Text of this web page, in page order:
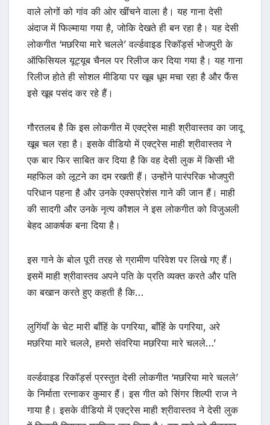
वाले लोगों को गांव की ओर खींचने वाला है। यह गाना देसी
अंदाज में फिल्माया गया है, जोकि देखते ही बन रहा है। यह देसी
लोकगीत ‘मछरिया मारे चलले’ वर्ल्डवाइड रिकॉर्ड्स भोजपुरी के
ऑफिसियल यूट्यूब चैनल पर रिलीज कर दिया गया है। यह गाना
रिलीज होते ही सोशल मीडिया पर खूब धूम मचा रहा है और फैंस
इसे खूब पसंद कर रहे हैं।
गौरतलब है कि इस लोकगीत में एक्ट्रेस माही श्रीवास्तव का जादू
खूब चल रहा है। इसके वीडियो में एक्ट्रेस माही श्रीवास्तव ने
एक बार फिर साबित कर दिया है कि वह देसी लुक में किसी भी
महफिल को लूटने का दम रखती हैं। उन्होंने पारंपरिक भोजपुरी
परिधान पहना है और उनके एक्सप्रेशंस गाने की जान हैं। माही
की सादगी और उनके नृत्य कौशल ने इस लोकगीत को विजुअली
बेहद आकर्षक बना दिया है।
इस गाने के बोल पूरी तरह से ग्रामीण परिवेश पर लिखे गए हैं।
इसमें माही श्रीवास्तव अपने पति के प्रति व्यक्त करते और पति
का बखान करते हुए कहती है कि…
लुगिंयाँ के चेट मारी बाँहिं के पगरिया, बाँहिं के पगरिया, अरे
मछरिया मारे चलले, हमरो संवरिया मछरिया मारे चलले…’
वर्ल्डवाइड रिकॉर्ड्स प्रस्तुत देसी लोकगीत ‘मछरिया मारे चलले’
के निर्माता रत्नाकर कुमार हैं। इस गीत को सिंगर शिल्पी राज ने
गाया है। इसके वीडियो में एक्ट्रेस माही श्रीवास्तव ने देसी लुक